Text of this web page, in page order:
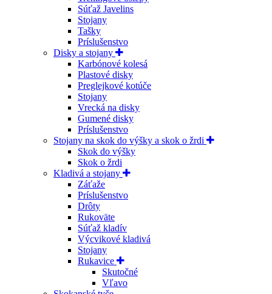
Súťaž Javelins
Stojany
Tašky
Príslušenstvo
Disky a stojany
Karbónové kolesá
Plastové disky
Preglejkové kotúče
Stojany
Vrecká na disky
Gumené disky
Príslušenstvo
Stojany na skok do výšky a skok o žrdi
Skok do výšky
Skok o žrdi
Kladivá a stojany
Záťaže
Príslušenstvo
Drôty
Rukoväte
Súťaž kladív
Výcvikové kladivá
Stojany
Rukavice
Skutočné
Vľavo